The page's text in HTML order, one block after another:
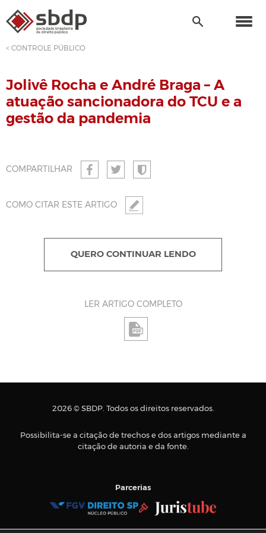
< CONTROLE PÚBLICO
Jolivê Rocha e André Braga – A
atuação sancionadora do TCU e a
gestão da pandemia
COMPARTILHAR
QUERO CONTINUAR LENDO
LER ARTIGO COMPLETO
COMO CITAR ESTE ARTIGO
2026 © SBDP. Todos os direitos reservados.
Possibilita-se a citação de trechos e dos artigos mediante a
citação de autoria e da fonte.
Parcerias